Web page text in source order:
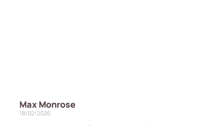
Max Monrose
18/02/2026